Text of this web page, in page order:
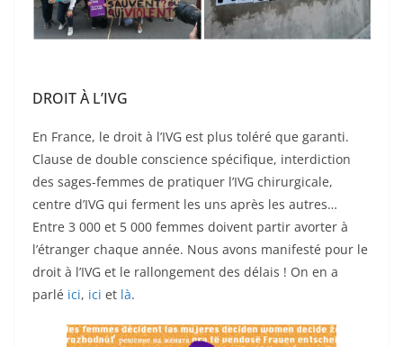
DROIT À L’IVG
En France, le droit à l’IVG est plus toléré que garanti.
Clause de double conscience spécifique, interdiction
des sages-femmes de pratiquer l’IVG chirurgicale,
centre d’IVG qui ferment les uns après les autres…
Entre 3 000 et 5 000 femmes doivent partir avorter à
l’étranger chaque année. Nous avons manifesté pour le
droit à l’IVG et le rallongement des délais ! On en a
parlé ici, ici et là.